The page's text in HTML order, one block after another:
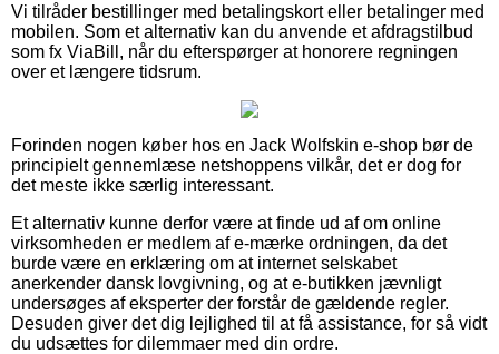
Vi tilråder bestillinger med betalingskort eller betalinger med
mobilen. Som et alternativ kan du anvende et afdragstilbud
som fx ViaBill, når du efterspørger at honorere regningen
over et længere tidsrum.
Forinden nogen køber hos en Jack Wolfskin e-shop bør de
principielt gennemlæse netshoppens vilkår, det er dog for
det meste ikke særlig interessant.
Et alternativ kunne derfor være at finde ud af om online
virksomheden er medlem af e-mærke ordningen, da det
burde være en erklæring om at internet selskabet
anerkender dansk lovgivning, og at e-butikken jævnligt
undersøges af eksperter der forstår de gældende regler.
Desuden giver det dig lejlighed til at få assistance, for så vidt
du udsættes for dilemmaer med din ordre.